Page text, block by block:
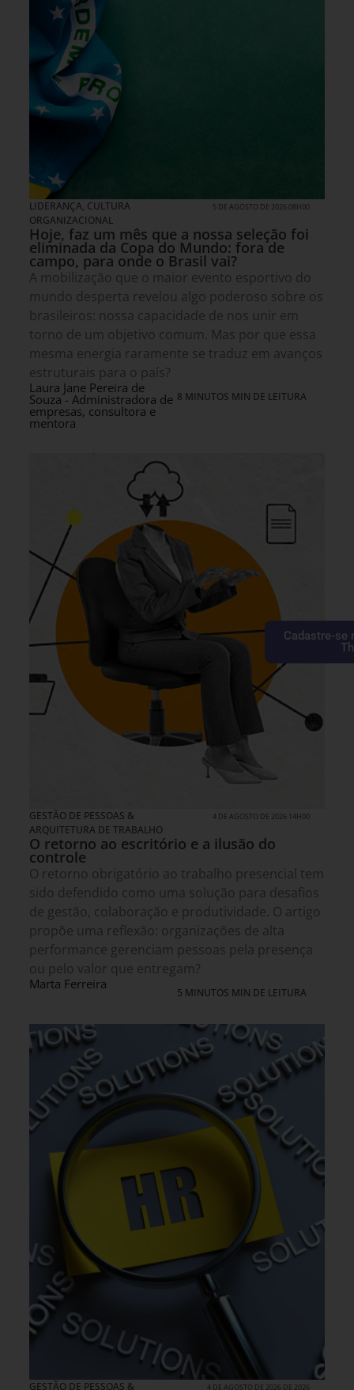
LIDERANÇA, CULTURA
ORGANIZACIONAL
5 DE AGOSTO DE 2026 08H00
Hoje, faz um mês que a nossa seleção foi
eliminada da Copa do Mundo: fora de
campo, para onde o Brasil vai?
A mobilização que o maior evento esportivo do
mundo desperta revelou algo poderoso sobre os
brasileiros: nossa capacidade de nos unir em
torno de um objetivo comum. Mas por que essa
mesma energia raramente se traduz em avanços
estruturais para o país?
Laura Jane Pereira de
Souza - Administradora de
empresas, consultora e
mentora
8 MINUTOS MIN DE LEITURA
GESTÃO DE PESSOAS &
ARQUITETURA DE TRABALHO
4 DE AGOSTO DE 2026 14H00
O retorno ao escritório e a ilusão do
controle
O retorno obrigatório ao trabalho presencial tem
sido defendido como uma solução para desafios
de gestão, colaboração e produtividade. O artigo
propõe uma reflexão: organizações de alta
performance gerenciam pessoas pela presença
ou pelo valor que entregam?
Marta Ferreira
5 MINUTOS MIN DE LEITURA
GESTÃO DE PESSOAS & 4 DE AGOSTO DE 2026 DE 2026
Cadastre-se